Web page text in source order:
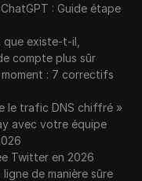
: Guide étape
existe-t-il,
compte plus sûr
: 7 correctifs
le trafic DNS chiffré »
avec votre équipe
Twitter en 2026
de manière sûre